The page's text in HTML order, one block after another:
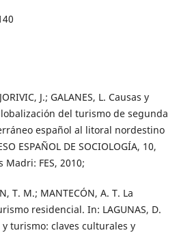
J.; GALANES, L. Causas y
del turismo de segunda
español al litoral nordestino
ESPAÑOL DE SOCIOLOGÍA, 10,
Madri: FES, 2010;
T. M.; MANTECÓN, A. T. La
residencial. In: LAGUNAS, D.
turismo: claves culturales y